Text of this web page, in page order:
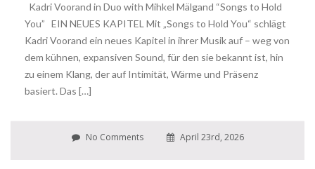
Kadri Voorand in Duo with Mihkel Mälgand “Songs to Hold
You” EIN NEUES KAPITEL Mit „Songs to Hold You“ schlägt
Kadri Voorand ein neues Kapitel in ihrer Musik auf – weg von
dem kühnen, expansiven Sound, für den sie bekannt ist, hin
zu einem Klang, der auf Intimität, Wärme und Präsenz
basiert. Das […]
No Comments April 23rd, 2026